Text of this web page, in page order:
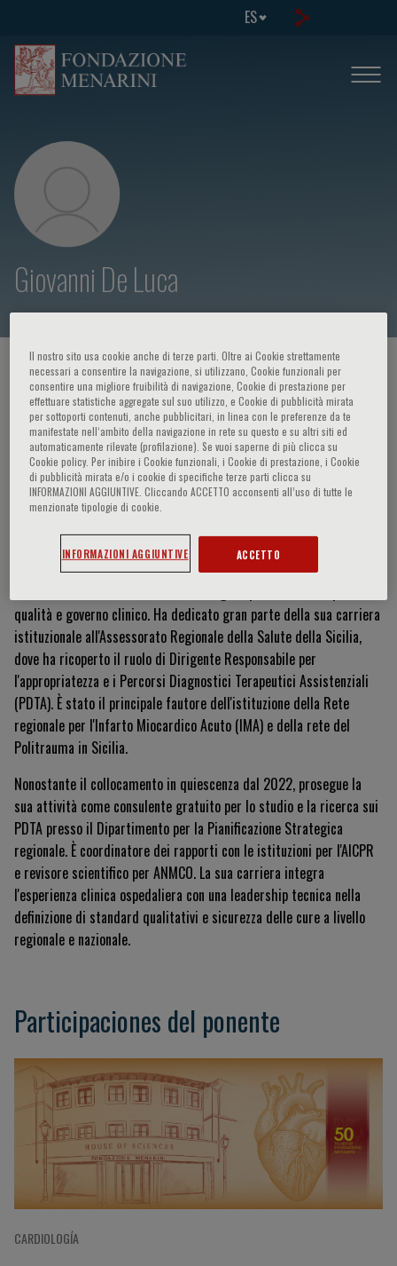
ES
Giovanni De Luca
HOME PAGE / CURSOS Y EVENTOS / ORADOR
Giovanni De Luca
Currículum Vitae
qualità e governo clinico. Ha dedicato gran parte della sua carriera
istituzionale all'Assessorato Regionale della Salute della Sicilia,
dove ha ricoperto il ruolo di Dirigente Responsabile per
l'appropriatezza e i Percorsi Diagnostici Terapeutici Assistenziali
(PDTA). È stato il principale fautore dell'istituzione della Rete
regionale per l'Infarto Miocardico Acuto (IMA) e della rete del
Politrauma in Sicilia.
Nonostante il collocamento in quiescenza dal 2022, prosegue la
sua attività come consulente gratuito per lo studio e la ricerca sui
PDTA presso il Dipartimento per la Pianificazione Strategica
regionale. È coordinatore dei rapporti con le istituzioni per l'AICPR
e revisore scientifico per ANMCO. La sua carriera integra
l'esperienza clinica ospedaliera con una leadership tecnica nella
definizione di standard qualitativi e sicurezza delle cure a livello
regionale e nazionale.
Participaciones del ponente
CARDIOLOGÍA
Il nostro sito usa cookie anche di terze parti. Oltre ai Cookie strettamente
necessari a consentire la navigazione, si utilizzano, Cookie funzionali per
consentire una migliore fruibilità di navigazione, Cookie di prestazione per
effettuare statistiche aggregate sul suo utilizzo, e Cookie di pubblicità mirata
per sottoporti contenuti, anche pubblicitari, in linea con le preferenze da te
manifestate nell‘ambito della navigazione in rete su questo e su altri siti ed
automaticamente rilevate (profilazione). Se vuoi saperne di più clicca su
Cookie policy. Per inibire i Cookie funzionali, i Cookie di prestazione, i Cookie
di pubblicità mirata e/o i cookie di specifiche terze parti clicca su
INFORMAZIONI AGGIUNTIVE. Cliccando ACCETTO acconsenti all’uso di tutte le
menzionate tipologie di cookie.
INFORMAZIONI AGGIUNTIVE ACCETTO